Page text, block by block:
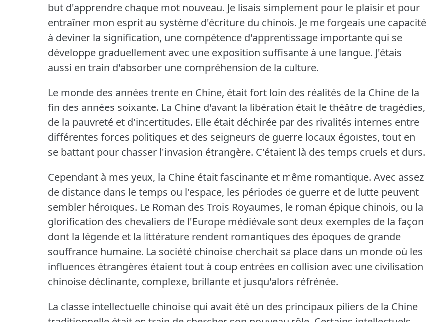
but d'apprendre chaque mot nouveau. Je lisais simplement pour le plaisir et pour
entraîner mon esprit au système d'écriture du chinois. Je me forgeais une capacité
à deviner la signification, une compétence d'apprentissage importante qui se
développe graduellement avec une exposition suffisante à une langue. J'étais
aussi en train d'absorber une compréhension de la culture.
Le monde des années trente en Chine, était fort loin des réalités de la Chine de la
fin des années soixante. La Chine d'avant la libération était le théâtre de tragédies,
de la pauvreté et d'incertitudes. Elle était déchirée par des rivalités internes entre
différentes forces politiques et des seigneurs de guerre locaux égoïstes, tout en
se battant pour chasser l'invasion étrangère. C'étaient là des temps cruels et durs.
Cependant à mes yeux, la Chine était fascinante et même romantique. Avec assez
de distance dans le temps ou l'espace, les périodes de guerre et de lutte peuvent
sembler héroïques. Le Roman des Trois Royaumes, le roman épique chinois, ou la
glorification des chevaliers de l'Europe médiévale sont deux exemples de la façon
dont la légende et la littérature rendent romantiques des époques de grande
souffrance humaine. La société chinoise cherchait sa place dans un monde où les
influences étrangères étaient tout à coup entrées en collision avec une civilisation
chinoise déclinante, complexe, brillante et jusqu'alors réfrénée.
La classe intellectuelle chinoise qui avait été un des principaux piliers de la Chine